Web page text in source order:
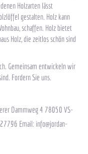
Holzarten lässt
gestalten. Holz kann
schaffen. Holz bietet
Holz, die zeitlos schön sind
Gemeinsam entwickeln wir
Fordern Sie uns.
Dammweg 4 78050 VS-
Email: info@jordan-